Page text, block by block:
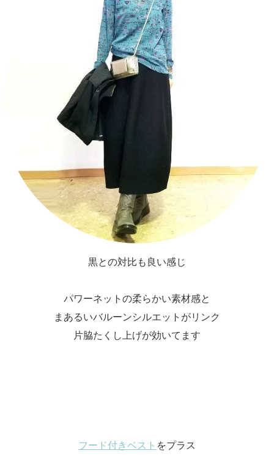
黒との対比も良い感じ
パワーネットの柔らかい素材感と
まあるいバルーンシルエットがリンク
片脇たくし上げが効いてます
フード付きベスト をプラス